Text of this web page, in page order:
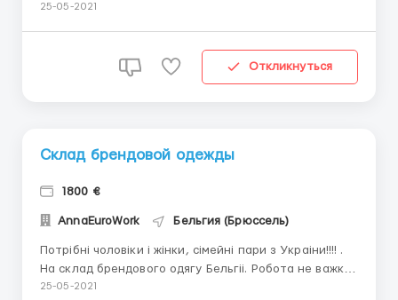
-Знание языка не обязательно, бригадиры
на конвейере, за фасовочными машинами,
25-05-2021
Откликнуться
Склад брендовой одежды
1800 €
AnnaEuroWork Бельгия (Брюссель)
Потрiбнi чоловіки і жінки, сімейні пари з Украiни!!!! .
На склад брендового одягу Бельгii. Робота не важка
та хороші умови. Пакування, сортування,
25-05-2021